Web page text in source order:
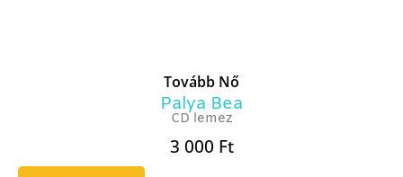
Tovább Nő
Palya Bea
CD lemez
3 000 Ft